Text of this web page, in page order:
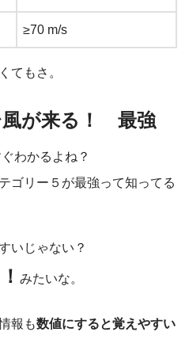
≥70 m/s
てもさ。
風が来る！ 最強
わかるよね？
ゴリー５が最強って知ってる
いじゃない？
みたいな。
報も数値にすると覚えやすい